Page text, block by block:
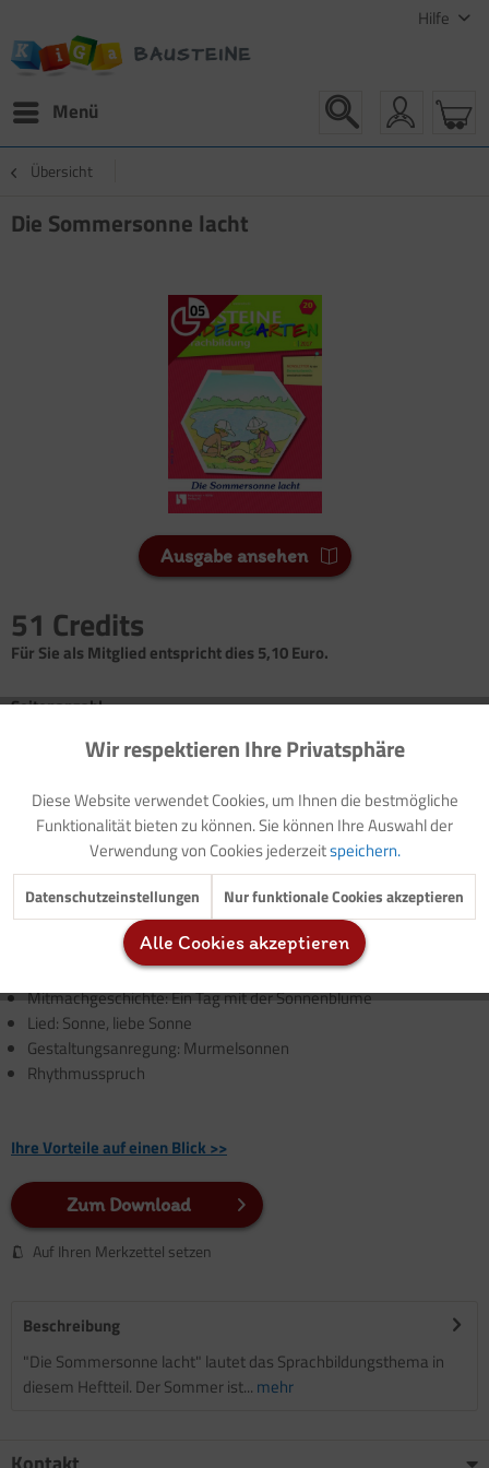
Hilfe
Menü
Übersicht
Die Sommersonne lacht
Ausgabe ansehen
51 Credits
Für Sie als Mitglied entspricht dies 5,10 Euro.
Seitenanzahl
Thematische Einführung (mit Modellzielen)
Vorlage: Elternbrief
Mitlesegeschichte: Ein Sommerausflug
Bildergeschichte: Eine Sonnenblume wächst
Vorlage: Pustesonnenblume
Gestaltungsanregung: Pustesonnenblumen
Bildbetrachtung und Gesprächsimpuls: Sonnenblumen von
Vincent van Gogh
Mitmachgeschichte: Ein Tag mit der Sonnenblume
Lied: Sonne, liebe Sonne
Gestaltungsanregung: Murmelsonnen
Rhythmusspruch
Ihre Vorteile auf einen Blick >>
Zum Download
Auf Ihren Merkzettel setzen
Beschreibung
"Die Sommersonne lacht" lautet das Sprachbildungsthema in
diesem Heftteil. Der Sommer ist... mehr
Funktionale Aktiv
Marketing Inaktiv
Tracking Inaktiv
Inaktiv
Wir respektieren Ihre Privatsphäre
Diese Website verwendet Cookies, um Ihnen die bestmögliche
Funktionalität bieten zu können. Sie können Ihre Auswahl der
Verwendung von Cookies jederzeitspeichern.
Datenschutzeinstellungen Nur funktionale Cookies akzeptieren
Alle Cookies akzeptieren